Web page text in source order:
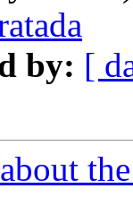
by: [